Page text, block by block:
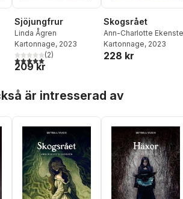
Sjöjungfrur
Linda Ågren
Kartonnage, 2023
5,0utav 5 stjärnor. Totalt antal röster:
(2)
209 kr
Skogsrået
Ann-Charlotte
Kartonnage, 2023
228 kr
är intresserad av